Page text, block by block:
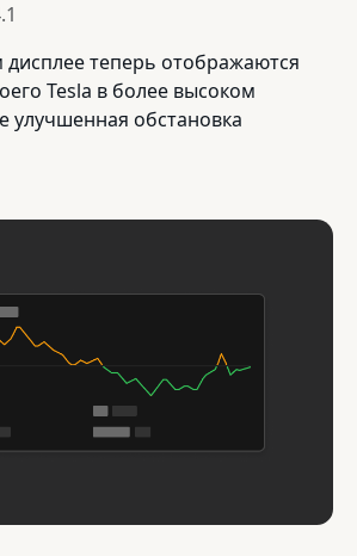
теперь отображаются
Tesla в более высоком
улучшенная обстановка